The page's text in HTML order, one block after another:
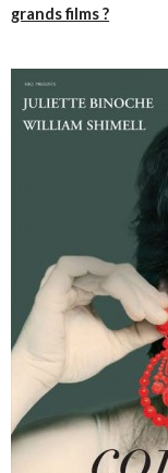
grands films ?